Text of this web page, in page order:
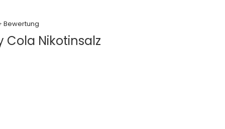
Bewertung
Cola Nikotinsalz